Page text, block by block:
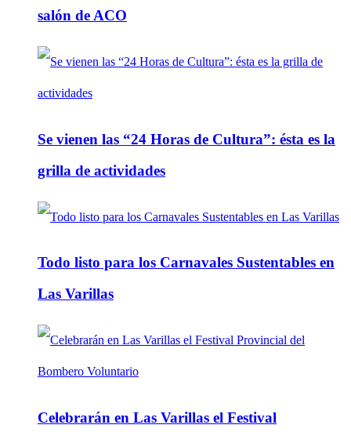
salón de ACO
Se vienen las “24 Horas de Cultura”: ésta es la
grilla de actividades
Todo listo para los Carnavales Sustentables en
Las Varillas
Celebrarán en Las Varillas el Festival